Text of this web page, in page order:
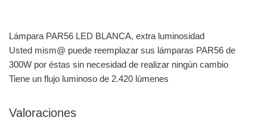
Lámpara PAR56 LED BLANCA, extra luminosidad
Usted mism@ puede reemplazar sus lámparas PAR56 de
300W por éstas sin necesidad de realizar ningún cambio
Tiene un flujo luminoso de 2.420 lúmenes
Valoraciones